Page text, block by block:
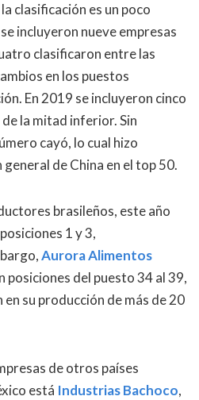
clasificación es un poco
incluyeron nueve empresas
clasificaron entre las
en los puestos
En 2019 se incluyeron cinco
la mitad inferior. Sin
cayó, lo cual hizo
de China en el top 50.
brasileños, este año
1 y 3,
Aurora Alimentos
posiciones del puesto 34 al 39,
su producción de más de 20
de otros países
está Industrias Bachoco,